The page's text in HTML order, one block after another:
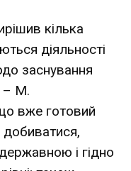
кілька
діяльності
заснування
– М.
вже готовий
добиватися,
і гідно